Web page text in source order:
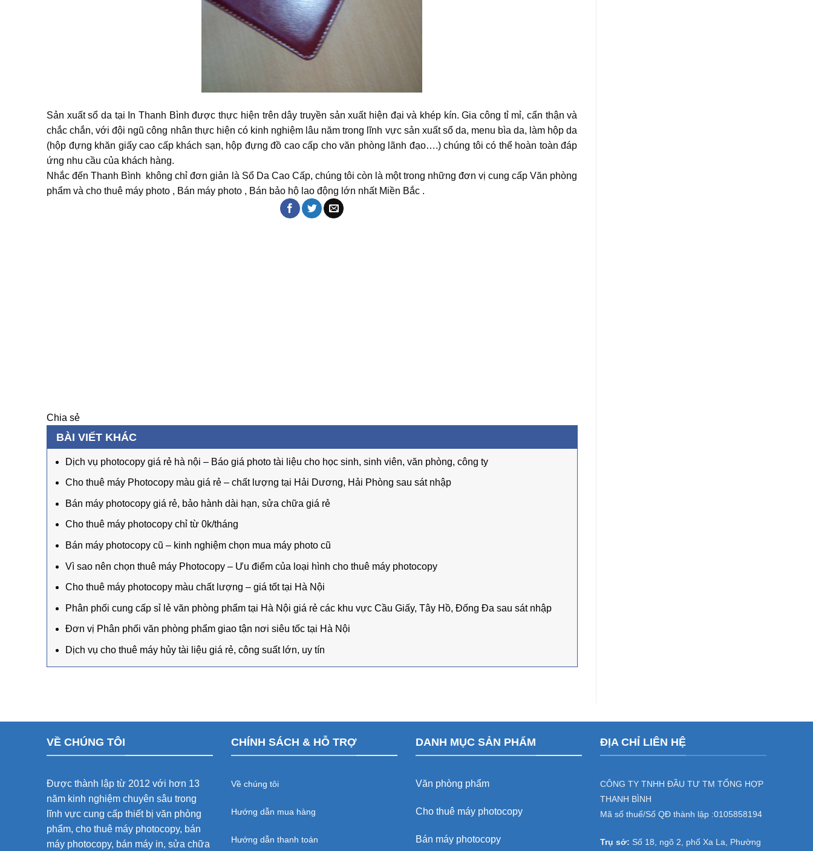
Sản xuất sổ da tại In Thanh Bình được thực hiện trên dây truyền sản xuất hiện đại và khép kín. Gia công tỉ mỉ, cẩn thận và
chắc chắn, với đội ngũ công nhân thực hiện có kinh nghiệm lâu năm trong lĩnh vực sản xuất sổ da, menu bìa da, làm hộp da
(hộp đựng khăn giấy cao cấp khách sạn, hộp đựng đồ cao cấp cho văn phòng lãnh đạo….) chúng tôi có thể hoàn toàn đáp
ứng nhu cầu của khách hàng.
Nhắc đến Thanh Bình không chỉ đơn giản là Sổ Da Cao Cấp, chúng tôi còn là một trong những đơn vị cung cấp Văn phòng
phẩm và cho thuê máy photo , Bán máy photo , Bán bảo hộ lao động lớn nhất Miền Bắc .
Chia sẻ
BÀI VIẾT KHÁC
Dịch vụ photocopy giá rẻ hà nội – Báo giá photo tài liệu cho học sinh, sinh viên, văn phòng, công ty
Cho thuê máy Photocopy màu giá rẻ – chất lượng tại Hải Dương, Hải Phòng sau sát nhập
Bán máy photocopy giá rẻ, bảo hành dài hạn, sửa chữa giá rẻ
Cho thuê máy photocopy chỉ từ 0k/tháng
Bán máy photocopy cũ – kinh nghiệm chọn mua máy photo cũ
Vì sao nên chọn thuê máy Photocopy – Ưu điểm của loại hình cho thuê máy photocopy
Cho thuê máy photocopy màu chất lượng – giá tốt tại Hà Nội
Phân phối cung cấp sỉ lẻ văn phòng phẩm tại Hà Nội giá rẻ các khu vực Cầu Giấy, Tây Hồ, Đống Đa sau sát nhập
Đơn vị Phân phối văn phòng phẩm giao tận nơi siêu tốc tại Hà Nội
Dịch vụ cho thuê máy hủy tài liệu giá rẻ, công suất lớn, uy tín
VỀ CHÚNG TÔI
Được thành lập từ 2012 với hơn 13
năm kinh nghiệm chuyên sâu trong
lĩnh vực cung cấp thiết bị văn phòng
phẩm, cho thuê máy photocopy, bán
máy photocopy, bán máy in, sửa chữa
CHÍNH SÁCH & HỖ TRỢ
Về chúng tôi
Hướng dẫn mua hàng
Hướng dẫn thanh toán
DANH MỤC SẢN PHẨM
Văn phòng phẩm
Cho thuê máy photocopy
Bán máy photocopy
ĐỊA CHỈ LIÊN HỆ
CÔNG TY TNHH ĐẦU TƯ TM TỔNG HỢP
THANH BÌNH
Mã số thuế/Số QĐ thành lập :0105858194
Trụ sở: Số 18, ngõ 2, phố Xa La, Phường